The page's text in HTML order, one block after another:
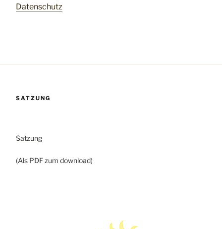
Datenschutz
SATZUNG
Satzung
(Als PDF zum download)